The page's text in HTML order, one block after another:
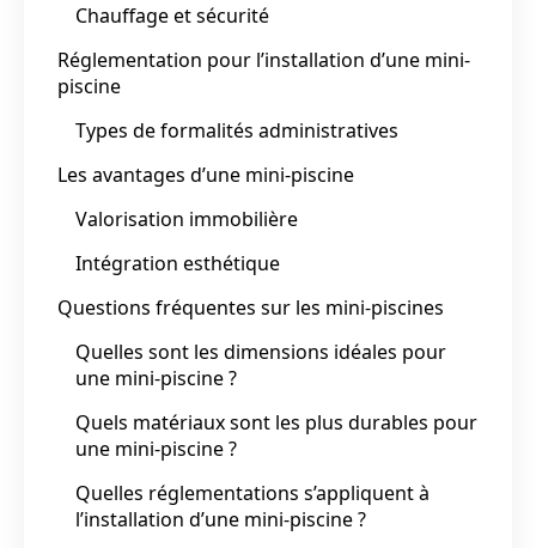
Chauffage et sécurité
Réglementation pour l’installation d’une mini-
piscine
Types de formalités administratives
Les avantages d’une mini-piscine
Valorisation immobilière
Intégration esthétique
Questions fréquentes sur les mini-piscines
Quelles sont les dimensions idéales pour
une mini-piscine ?
Quels matériaux sont les plus durables pour
une mini-piscine ?
Quelles réglementations s’appliquent à
l’installation d’une mini-piscine ?